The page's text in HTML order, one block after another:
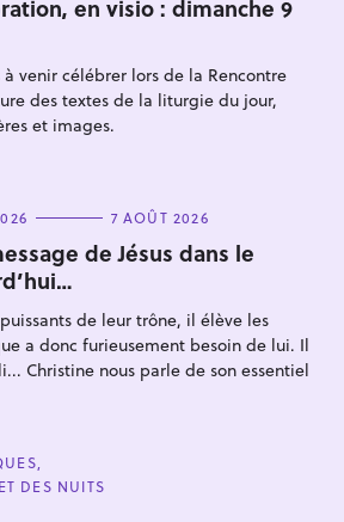
en visio : dimanche 9
venir célébrer lors de la Rencontre
des textes de la liturgie du jour,
et images.
7 AOÛT 2026
de Jésus dans le
de leur trône, il élève les
a donc furieusement besoin de lui. Il
Christine nous parle de son essentiel
DES NUITS